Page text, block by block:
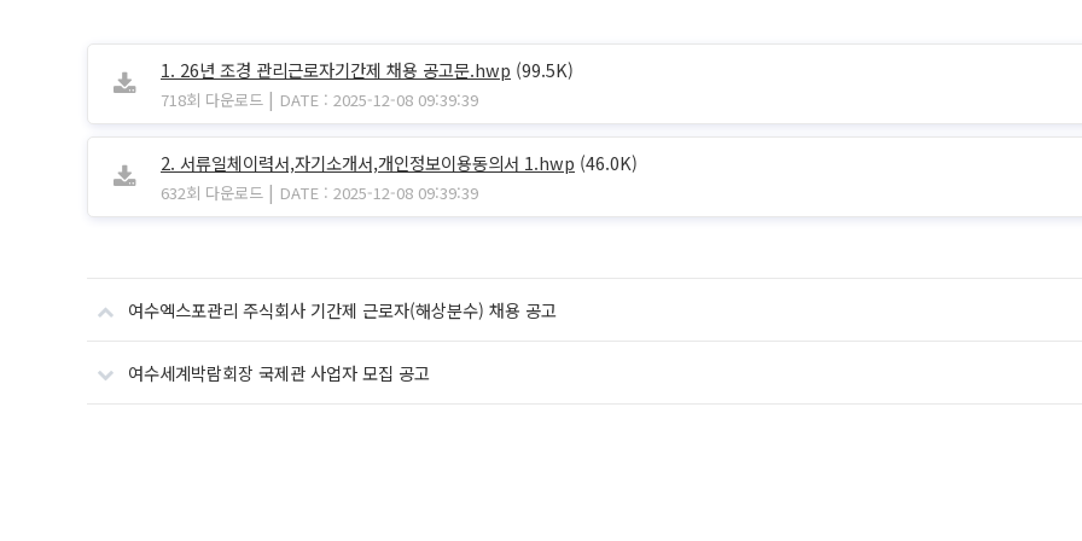
1. 26년 조경 관리근로자기간제 채용 공고문.hwp (99.5K)
718회 다운로드 | DATE : 2025-12-08 09:39:39
2. 서류일체이력서,자기소개서,개인정보이용동의서 1.hwp (46.0K)
632회 다운로드 | DATE : 2025-12-08 09:39:39
여수엑스포관리 주식회사 기간제 근로자(해상분수) 채용 공고
여수세계박람회장 국제관 사업자 모집 공고